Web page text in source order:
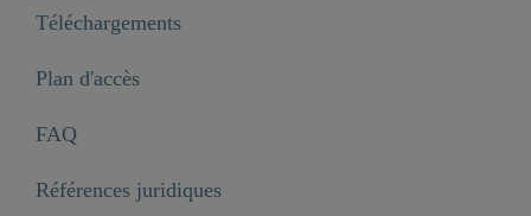
Téléchargements
Plan d'accès
FAQ
Références juridiques